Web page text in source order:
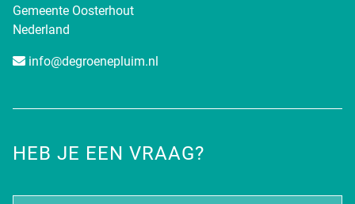
Gemeente Oosterhout
Nederland
info@degroenepluim.nl
HEB JE EEN VRAAG?